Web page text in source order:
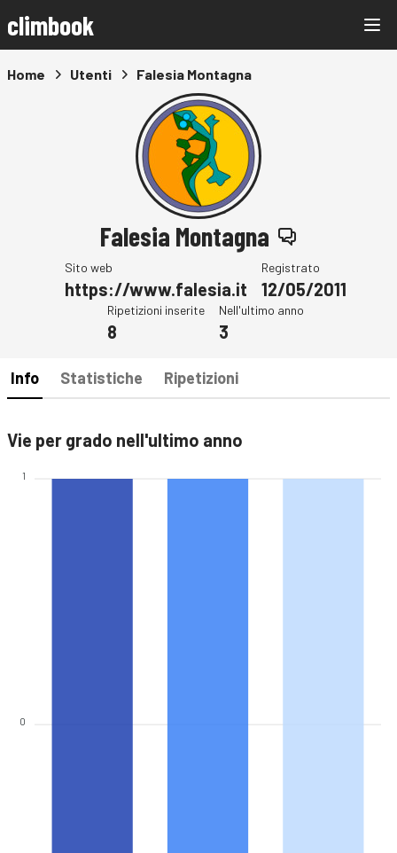
climbook
Home Utenti Falesia Montagna
Falesia Montagna
Sito web
https://www.falesia.it
Registrato
12/05/2011
Ripetizioni inserite
8
Nell'ultimo anno
3
Info Statistiche Ripetizioni
Vie per grado nell'ultimo anno
1
0